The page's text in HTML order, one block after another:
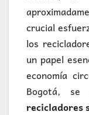
crucial
los
un papel
economía
Bogotá,
recicladores